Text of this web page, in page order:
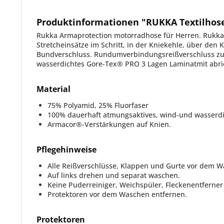
Produktinformationen "RUKKA Textilhose
Rukka Armaprotection motorradhose für Herren.
Stretcheinsätze im Schritt, in der Kniekehle, über den
Bundverschluss. Rundumverbindungsreißverschluss
wasserdichtes Gore-Tex® PRO 3 Lagen Laminatmit
Material
75% Polyamid, 25% Fluorfaser
100% dauerhaft atmungsaktives, wind-und
Armacor®-Verstärkungen auf Knien.
Pflegehinweise
Alle Reißverschlüsse, Klappen und Gurte vor dem
Auf links drehen und separat waschen.
Keine Puderreiniger, Weichspüler,
Protektoren vor dem Waschen entfernen.
Protektoren